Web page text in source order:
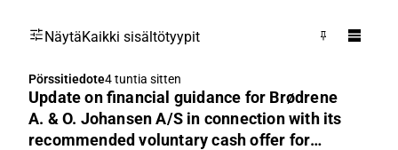
NäytäKaikki sisältötyypit
Pörssitiedote4 tuntia sitten
Update on financial guidance for Brødrene
A. & O. Johansen A/S in connection with its
recommended voluntary cash offer for